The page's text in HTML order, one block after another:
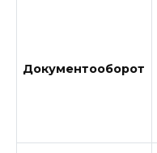
Документооборот